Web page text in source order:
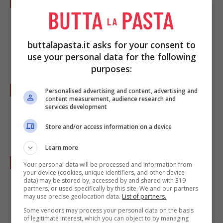
dorso con un coltellino ed eliminate il filetto
nero, se necessario aiutandovi con uno
stuzzicadenti.
abbondante acqua, unite leverdureper il
soffritto e il
Salate, eliminate le verdure e immergetevi i
gamberiper circa un minuto, scolateli e
lasciateli raffreddare in una ciotola.
buttalapasta.it asks for your consent to
use your personal data for the following
purposes:
Personalised advertising and content, advertising and
content measurement, audience research and
services development
Store and/or access information on a device
Learn more
Your personal data will be processed and information from
your device (cookies, unique identifiers, and other device
data) may be stored by, accessed by and shared with 319
partners, or used specifically by this site. We and our partners
may use precise geolocation data. List of partners.
Some vendors may process your personal data on the basis
of legitimate interest, which you can object to by managing